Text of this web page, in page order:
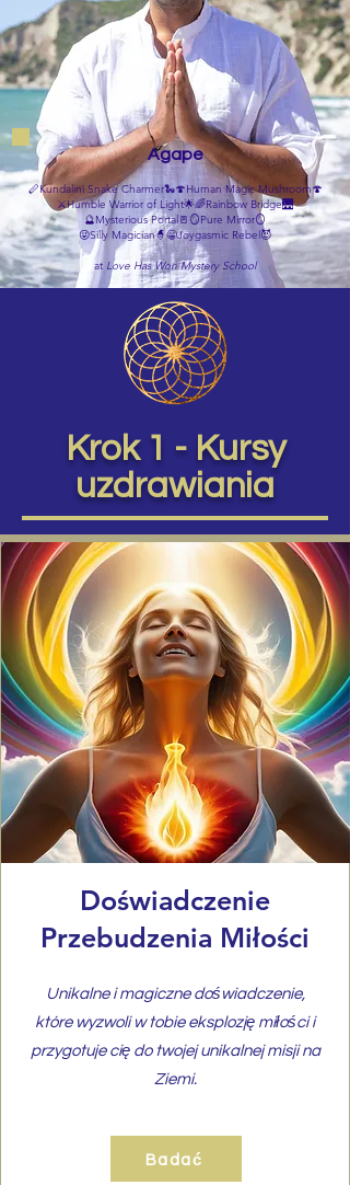
Agape
🪈 Kundalini Snake Charmer🐍🍄Human Magic Mushroom🍄
⚔️Humble Warrior of Light🌟🌈Rainbow Bridge🌉
🔮Mysterious Portal🚪 🪞Pure Mirror🪞
😜Silly Magician🧙😁Joygasmic Rebel😈
at Love Has Won Mystery School
Krok 1 - Kursy
uzdrawiania
Doświadczenie
Przebudzenia Miłości
Unikalne i magiczne doświadczenie,
które wyzwoli w tobie eksplozję miłości i
przygotuje cię do twojej unikalnej misji na
Ziemi.
Badać